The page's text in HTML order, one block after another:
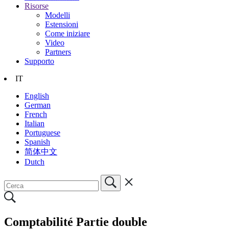
Risorse
Modelli
Estensioni
Come iniziare
Video
Partners
Supporto
IT
English
German
French
Italian
Portuguese
Spanish
简体中文
Dutch
Comptabilité Partie double